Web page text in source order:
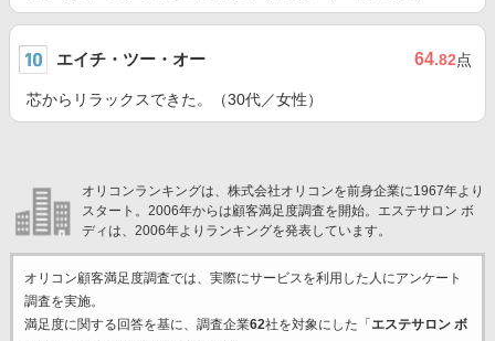
エイチ・ツー・オー 64.82点
芯からリラックスできた。（30代／女性）
オリコンランキングは、株式会社オリコンを前身企業に1967年より
スタート。2006年からは顧客満足度調査を開始。エステサロン ボ
ディは、2006年よりランキングを発表しています。
オリコン顧客満足度調査では、実際にサービスを利用した 人にアンケート
調査を実施。
満足度に関する回答を基に、調査企業62社を対象にした「 エステサロン ボ